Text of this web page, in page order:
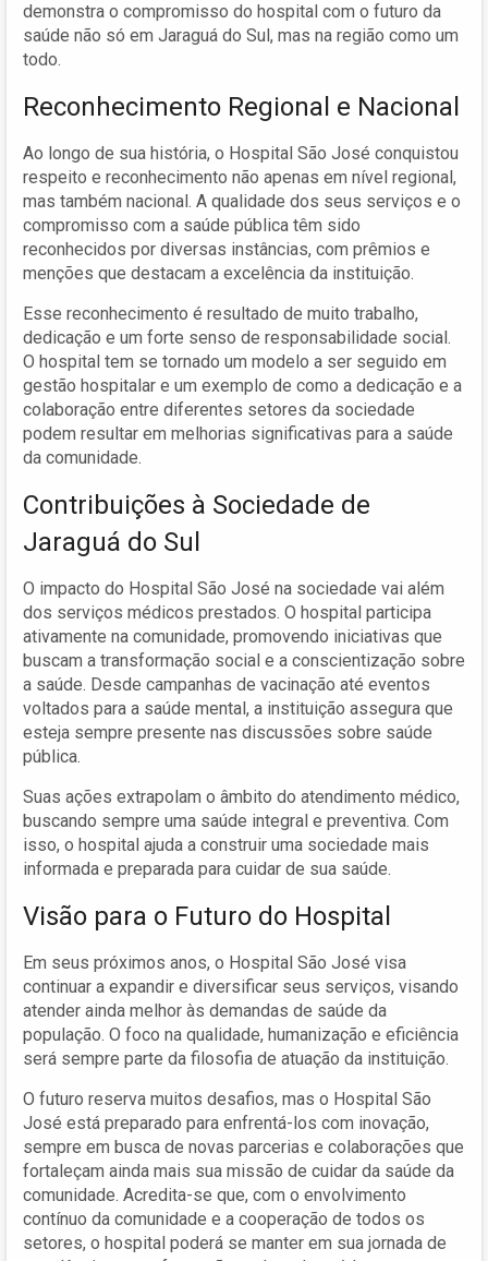
demonstra o compromisso do hospital com o futuro da
saúde não só em Jaraguá do Sul, mas na região como um
todo.
Reconhecimento Regional e Nacional
Ao longo de sua história, o Hospital São José conquistou
respeito e reconhecimento não apenas em nível regional,
mas também nacional. A qualidade dos seus serviços e o
compromisso com a saúde pública têm sido
reconhecidos por diversas instâncias, com prêmios e
menções que destacam a excelência da instituição.
Esse reconhecimento é resultado de muito trabalho,
dedicação e um forte senso de responsabilidade social.
O hospital tem se tornado um modelo a ser seguido em
gestão hospitalar e um exemplo de como a dedicação e a
colaboração entre diferentes setores da sociedade
podem resultar em melhorias significativas para a saúde
da comunidade.
Contribuições à Sociedade de
Jaraguá do Sul
O impacto do Hospital São José na sociedade vai além
dos serviços médicos prestados. O hospital participa
ativamente na comunidade, promovendo iniciativas que
buscam a transformação social e a conscientização sobre
a saúde. Desde campanhas de vacinação até eventos
voltados para a saúde mental, a instituição assegura que
esteja sempre presente nas discussões sobre saúde
pública.
Suas ações extrapolam o âmbito do atendimento médico,
buscando sempre uma saúde integral e preventiva. Com
isso, o hospital ajuda a construir uma sociedade mais
informada e preparada para cuidar de sua saúde.
Visão para o Futuro do Hospital
Em seus próximos anos, o Hospital São José visa
continuar a expandir e diversificar seus serviços, visando
atender ainda melhor às demandas de saúde da
população. O foco na qualidade, humanização e eficiência
será sempre parte da filosofia de atuação da instituição.
O futuro reserva muitos desafios, mas o Hospital São
José está preparado para enfrentá-los com inovação,
sempre em busca de novas parcerias e colaborações que
fortaleçam ainda mais sua missão de cuidar da saúde da
comunidade. Acredita-se que, com o envolvimento
contínuo da comunidade e a cooperação de todos os
setores, o hospital poderá se manter em sua jornada de